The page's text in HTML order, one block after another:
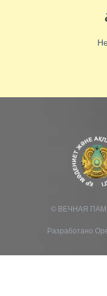
© ВЕЧНАЯ
Разработано